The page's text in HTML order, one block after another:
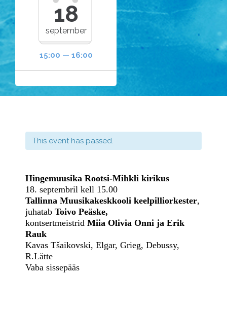
18
september
15:00 — 16:00
This event has passed.
Hingemuusika Rootsi-Mihkli kirikus
18. septembril kell 15.00
Tallinna Muusikakeskkooli keelpilliorkester,
juhatab Toivo Peäske,
kontsertmeistrid Miia Olivia Onni ja Erik
Rauk
Kavas Tšaikovski, Elgar, Grieg, Debussy,
R.Lätte
Vaba sissepääs